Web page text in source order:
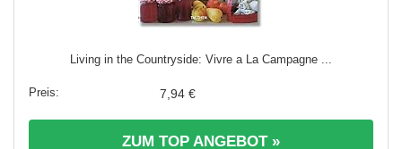
Living in the Countryside: Vivre a La Campagne ...
7,94 €
ZUM TOP ANGEBOT »